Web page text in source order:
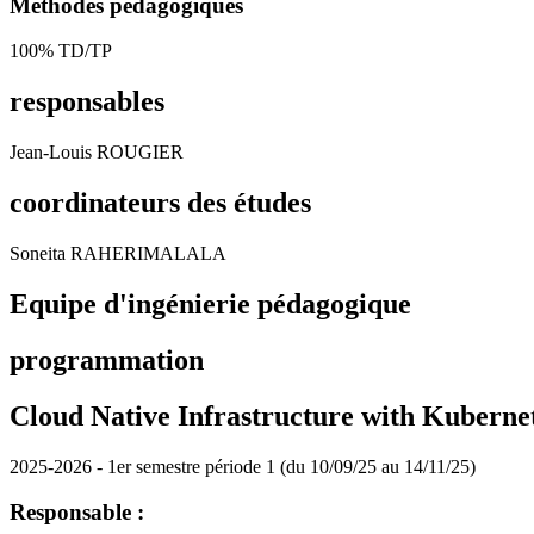
Méthodes pédagogiques
100% TD/TP
responsables
Jean-Louis ROUGIER
coordinateurs des études
Soneita RAHERIMALALA
Equipe d'ingénierie pédagogique
programmation
Cloud Native Infrastructure with
2025-2026 - 1er semestre période 1 (du 10/09/25 au 14/11/25)
Responsable :